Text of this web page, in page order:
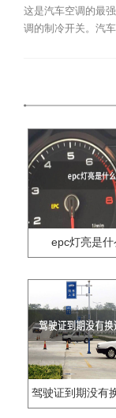
这是汽车空调的最
调的制冷开关。汽
epc灯亮是什